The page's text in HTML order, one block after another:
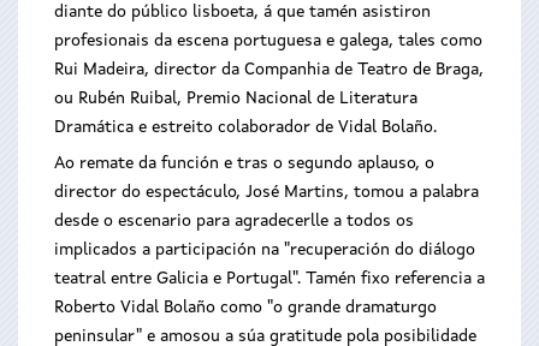
diante do público lisboeta, á que tamén asistiron
profesionais da escena portuguesa e galega, tales como
Rui Madeira, director da Companhia de Teatro de Braga,
ou Rubén Ruibal, Premio Nacional de Literatura
Dramática e estreito colaborador de Vidal Bolaño.
Ao remate da función e tras o segundo aplauso, o
director do espectáculo, José Martins, tomou a palabra
desde o escenario para agradecerlle a todos os
implicados a participación na "recuperación do diálogo
teatral entre Galicia e Portugal". Tamén fixo referencia a
Roberto Vidal Bolaño como "o grande dramaturgo
peninsular" e amosou a súa gratitude pola posibilidade